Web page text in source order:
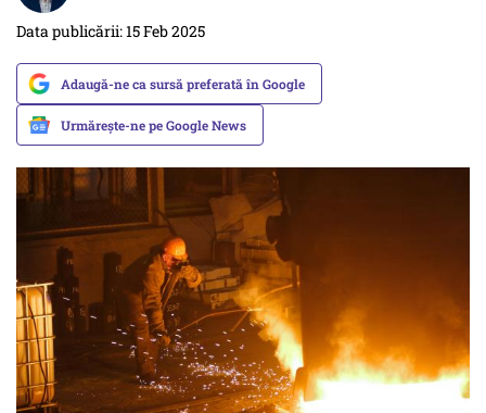
Data publicării: 15 Feb 2025
Adaugă-ne ca sursă preferată în Google
Urmărește-ne pe Google News